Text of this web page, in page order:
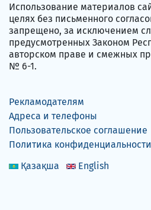
Использование материалов
целях без письменного
запрещено, за исключением
предусмотренных Законом
авторском праве и смежных
№ 6-1.
Рекламодателям
Адреса и телефоны
Пользовательское соглашение
Политика конфиденциальности
Қазақша
English